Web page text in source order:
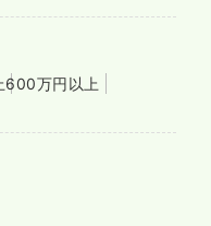
600万円以上